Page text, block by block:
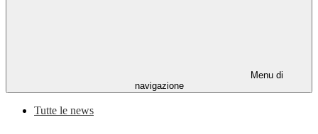
Menu di
navigazione
Tutte le news